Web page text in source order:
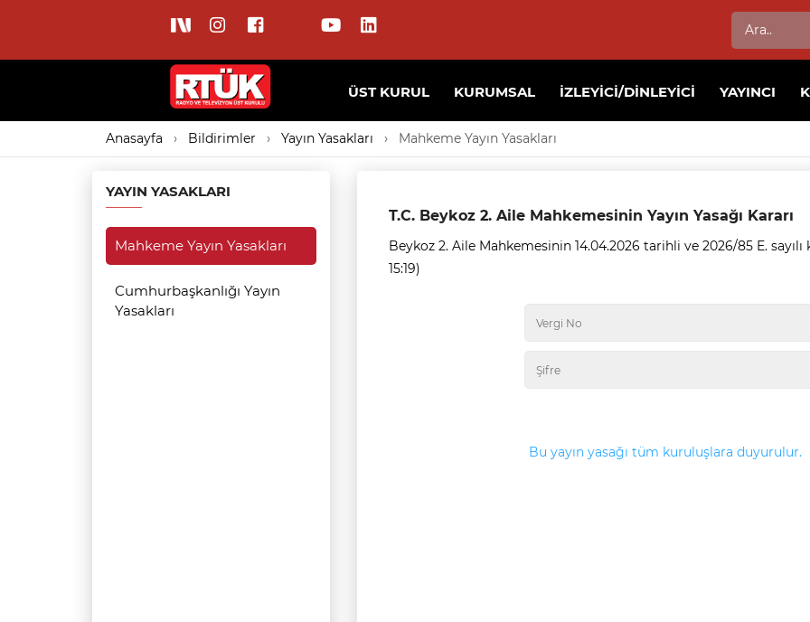
ÜST KURUL KURUMSAL İZLEYICI/DINLEYICI YAYINCI
Anasayfa Bildirimler Yayın Yasakları Mahkeme Yayın Yasakları
YAYIN YASAKLARI
Mahkeme Yayın Yasakları
Cumhurbaşkanlığı Yayın
Yasakları
T.C. Beykoz 2. Aile Mahkemesinin Yayın Yasağı Kararı
Beykoz 2. Aile Mahkemesinin 14.04.2026 tarihli ve 2026/85 E.
15:19)
Bu yayın yasağı tüm kuruluşlara duyurulur.